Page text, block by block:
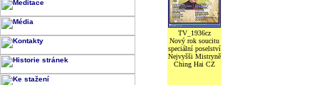
TV_1936cz
Nový rok soucitu
speciální poselství
Nejvyšši Mistryně
Ching Hai CZ